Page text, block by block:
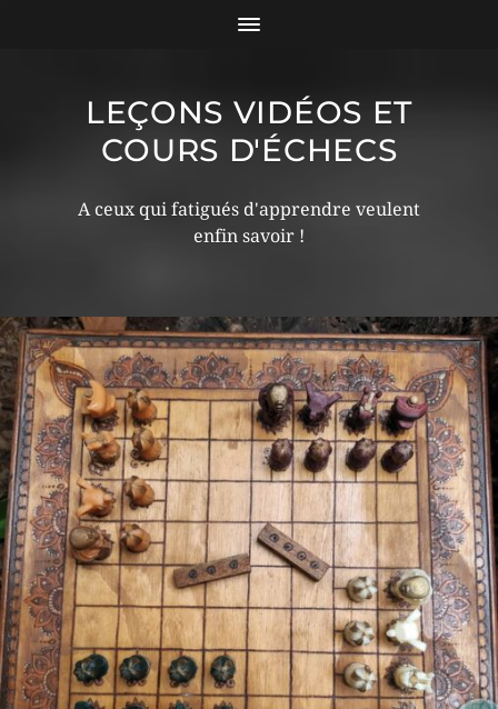
LEÇONS VIDÉOS ET
COURS D'ÉCHECS
A ceux qui fatigués d'apprendre veulent
enfin savoir !